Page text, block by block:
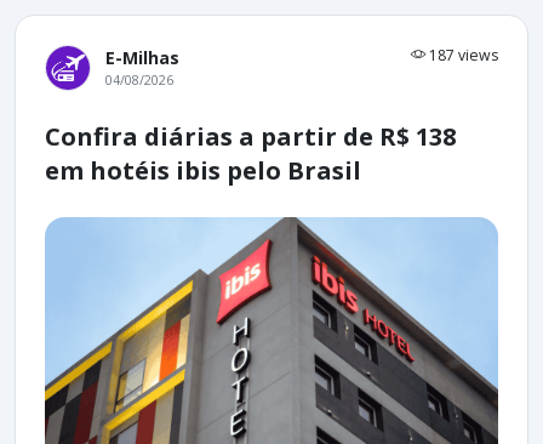
E-Milhas 187 views
04/08/2026
Confira diárias a partir de R$ 138
em hotéis ibis pelo Brasil